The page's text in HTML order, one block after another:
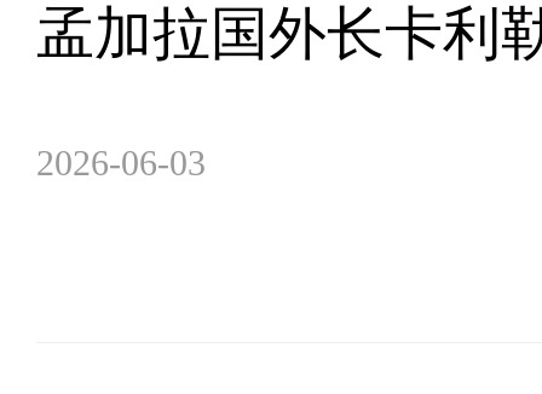
孟加拉国外长卡利
2026-06-03